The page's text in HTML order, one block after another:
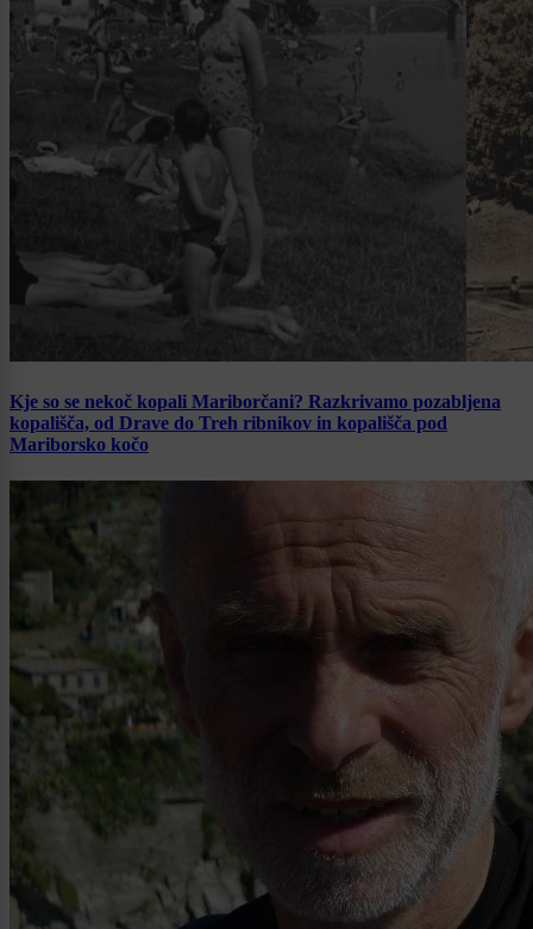
Kje so se nekoč kopali Mariborčani? Razkrivamo pozabljena
kopališča, od Drave do Treh ribnikov in kopališča pod
Mariborsko kočo